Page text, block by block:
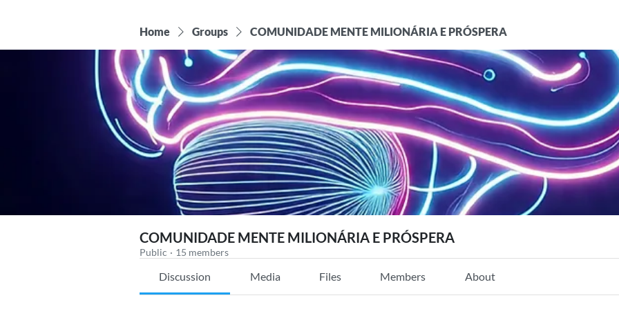
Home Groups COMUNIDADE MENTE MILIONÁRIA E PRÓSPERA
COMUNIDADE MENTE MILIONÁRIA E PRÓSPERA
Public · 15 members
Discussion Media Files Members About